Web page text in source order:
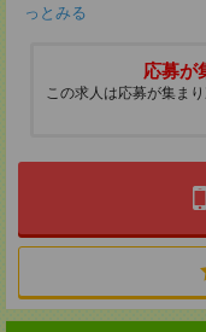
っとみる
応募が
この求人は応募が集ま